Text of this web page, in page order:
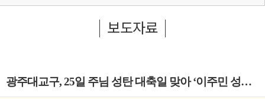
보도자료
광주대교구, 25일 주님 성탄 대축일 맞아 ‘이주민 성탄 미사’ 봉헌